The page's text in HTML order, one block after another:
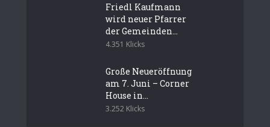
Friedl Kaufmann
wird neuer Pfarrer
der Gemeinden...
4.351 Klicks
Große Neueröffnung
am 7. Juni – Corner
House in...
3.252 Klicks